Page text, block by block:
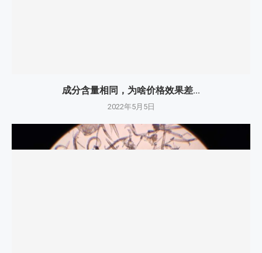
成分含量相同，为啥价格效果差...
2022年5月5日